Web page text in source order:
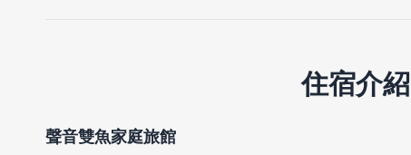
住宿介紹
聲音雙魚家庭旅館